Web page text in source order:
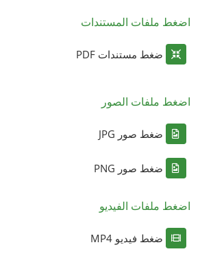
اضغط ملفات المستندات
ضغط مستندات PDF
اضغط ملفات الصور
ضغط صور JPG
ضغط صور PNG
اضغط ملفات الفيديو
ضغط فيديو MP4